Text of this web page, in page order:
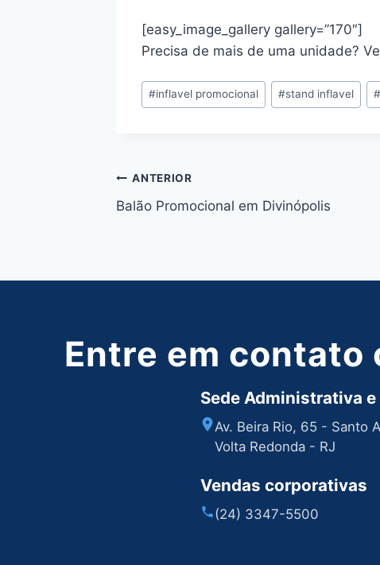
[easy_image_gallery gallery=”170″]
Precisa de mais de uma unidade?
Tags
do
#inflavel promocional #stand inflavel #
Navegação
de
ANTERIOR
Balão Promocional em Divinópolis
Entre em contato
Sede Administrativa e
Av. Beira Rio, 65 - Santo
Volta Redonda - RJ
Vendas corporativas
(24) 3347-5500